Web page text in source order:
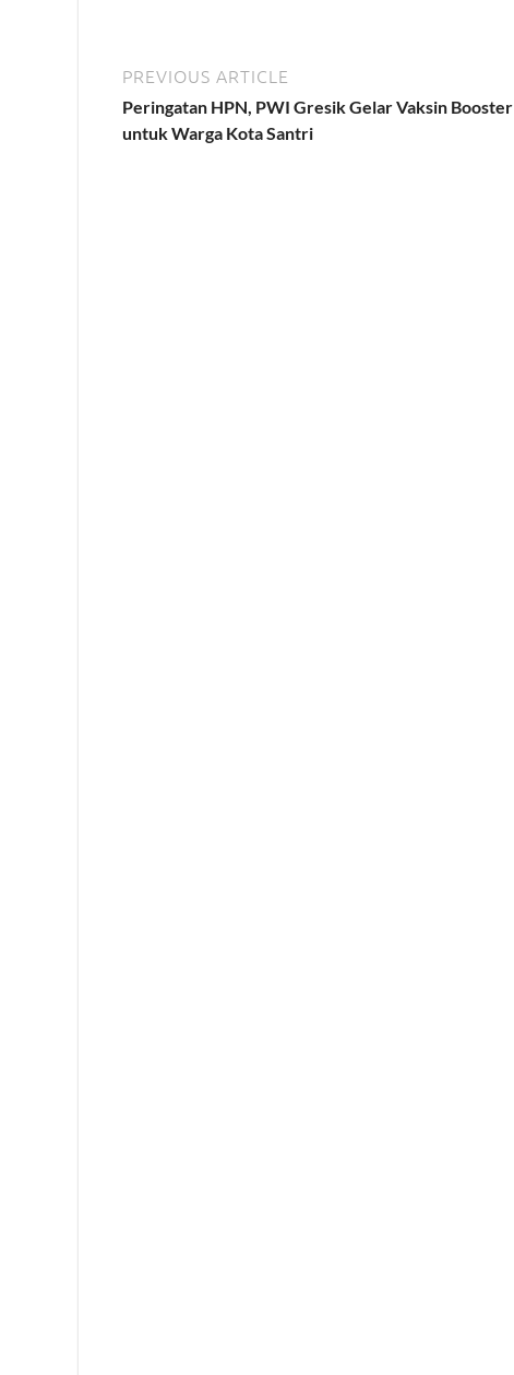
PREVIOUS ARTICLE
Peringatan HPN, PWI Gresik Gelar Vaksin Booster
untuk Warga Kota Santri